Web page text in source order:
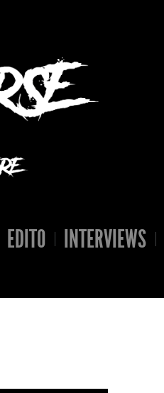
EDITO INTERVIEWS